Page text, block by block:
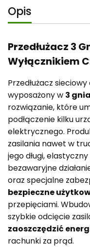
Opis
Przedłużacz 3
Wyłącznikiem
Przedłużacz
wyposażony w 3
rozwiązanie, które
podłączenie kilku
elektrycznego.
zasilania nawet w
jego długi,
bezawaryjne
oraz specjalne
bezpieczne
przepięciami.
szybkie odcięcie
zaoszczędzić
rachunki za prąd.